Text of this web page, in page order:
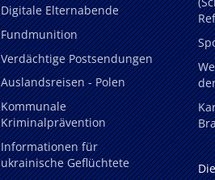
Digitale Elternabende
Fundmunition
Verdächtige Postsendungen
Auslandsreisen - Polen
Kommunale
Kriminalprävention
Informationen für
ukrainische Geflüchtete